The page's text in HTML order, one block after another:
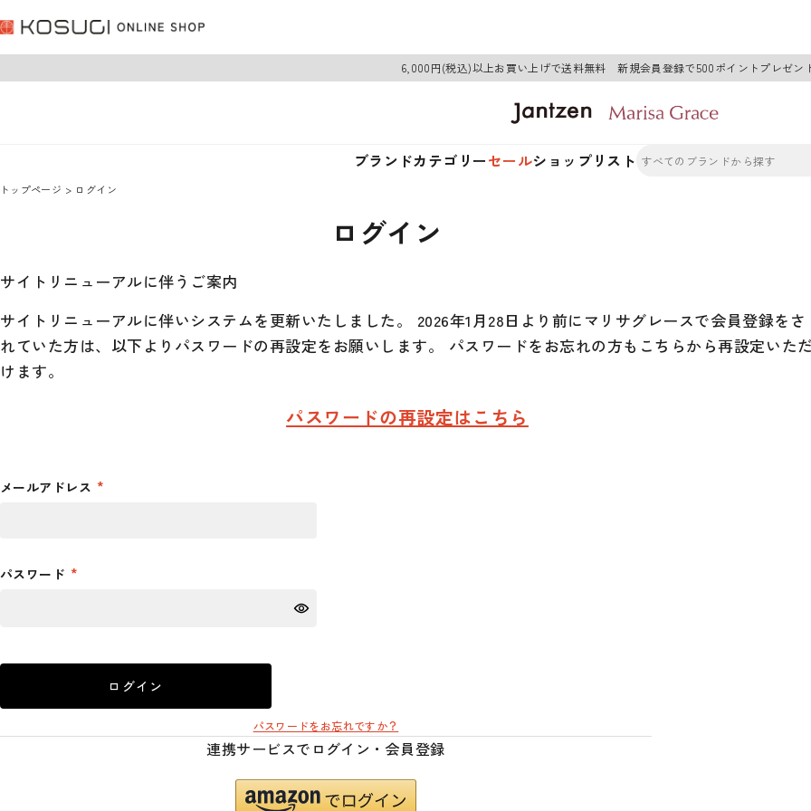
6,000円(税込)以上お買い上げで送料無料 新規会員登録で500ポイントプレゼン
ブランドカテゴリーセールショップリスト
トップページ ログイン
ログイン
サイトリニューアルに伴うご案内
サイトリニューアルに伴いシステムを更新いたしました。 2026年1月28日より前にマリサグレースで会員登録をさ
れていた方は、以下よりパスワードの再設定をお願いします。 パスワードをお忘れの方もこちらから再設定いただ
けます。
パスワードの再設定はこちら
メールアドレス
パスワード
ログイン
パスワードをお忘れですか？
連携サービスでログイン・会員登録